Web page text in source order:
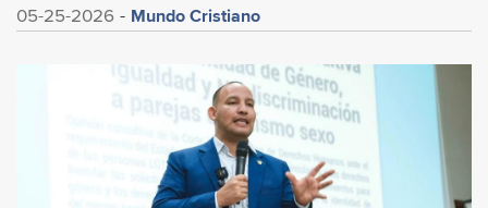
05-25-2026 Mundo Cristiano